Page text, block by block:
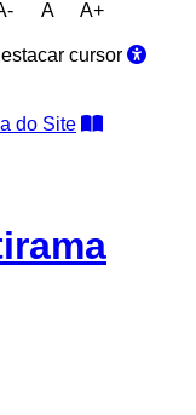
A A+
cursor
do Site